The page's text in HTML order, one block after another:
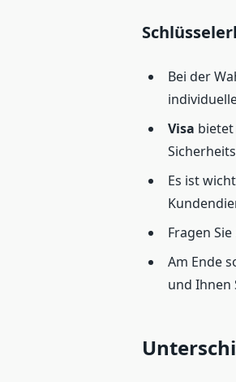
Bei der
Visa
Es ist
Fragen
Am Ende
und Ihnen